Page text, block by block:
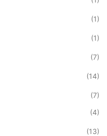
(1)
(1)
(7)
(14)
(7)
(4)
(13)